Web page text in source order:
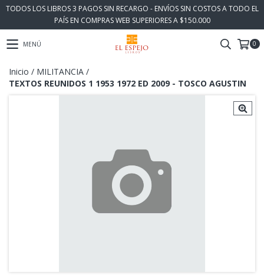
TODOS LOS LIBROS 3 PAGOS SIN RECARGO - ENVÍOS SIN COSTOS A TODO EL
PAÍS EN COMPRAS WEB SUPERIORES A $150.000
MENÚ 0
Inicio / MILITANCIA /
TEXTOS REUNIDOS 1 1953 1972 ED 2009 - TOSCO AGUSTIN